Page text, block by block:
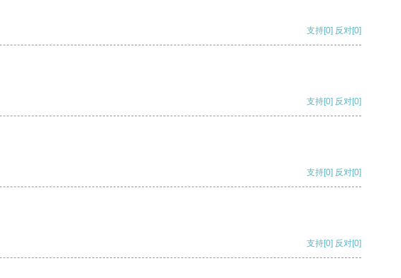
支持[0] 反对[0]
支持[0] 反对[0]
支持[0] 反对[0]
支持[0] 反对[0]